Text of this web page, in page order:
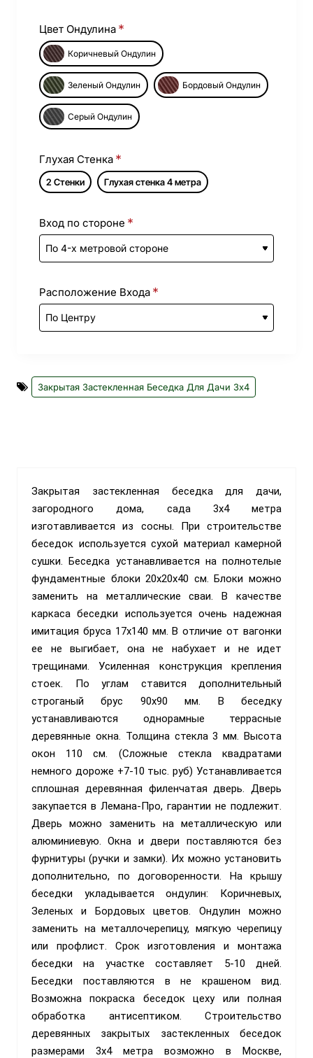
Цвет Ондулина
Коричневый Ондулин
Зеленый Ондулин Бордовый Ондулин
Серый Ондулин
Глухая Стенка
2 Стенки Глухая стенка 4 метра
Вход по стороне
Расположение Входа
Закрытая Застекленная Беседка Для Дачи 3х4
Закрытая застекленная беседка для дачи,
загородного дома, сада 3х4 метра
изготавливается из сосны. При строительстве
беседок используется сухой материал камерной
сушки. Беседка устанавливается на полнотелые
фундаментные блоки 20х20х40 см. Блоки можно
заменить на металлические сваи. В качестве
каркаса беседки используется очень надежная
имитация бруса 17х140 мм. В отличие от вагонки
ее не выгибает, она не набухает и не идет
трещинами. Усиленная конструкция крепления
стоек. По углам ставится дополнительный
строганый брус 90х90 мм. В беседку
устанавливаются однорамные террасные
деревянные окна. Толщина стекла 3 мм. Высота
окон 110 см. (Сложные стекла квадратами
немного дороже +7-10 тыс. руб) Устанавливается
сплошная деревянная филенчатая дверь. Дверь
закупается в Лемана-Про, гарантии не подлежит.
Дверь можно заменить на металлическую или
алюминиевую.Окна и двери поставляются без
фурнитуры (ручки и замки). Их можно установить
дополнительно, по договоренности.
На крышу
беседки укладывается ондулин: Коричневых,
Зеленых и Бордовых цветов. Ондулин можно
заменить на металлочерепицу, мягкую черепицу
или профлист. Срок изготовления и монтажа
беседки на участке составляет 5-10 дней.
Беседки поставляются в не крашеном вид.
Возможна покраска беседок цеху или полная
обработка антисептиком. Строительство
деревянных закрытых застекленных беседок
размерами 3х4 метра возможно в Москве,